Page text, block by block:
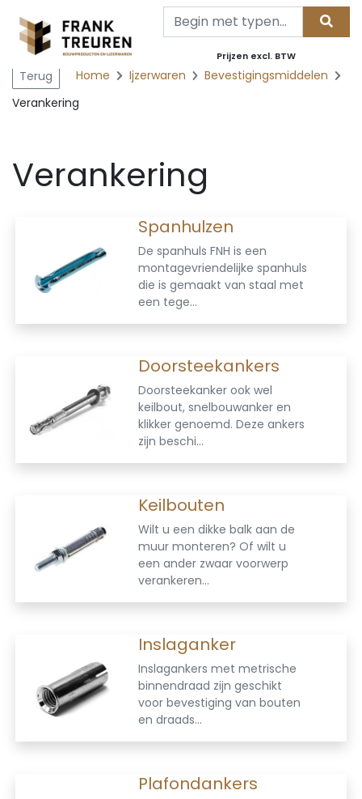
Prijzen excl. BTW
Terug Home Ijzerwaren
Bevestigingsmiddelen
Verankering
Verankering
Spanhulzen
De spanhuls FNH is een
montagevriendelijke spanhuls
die is gemaakt van staal met
een tege...
Doorsteekankers
Doorsteekanker ook wel
keilbout, snelbouwanker en
klikker genoemd. Deze ankers
zijn beschi...
Keilbouten
Wilt u een dikke balk aan de
muur monteren? Of wilt u
een ander zwaar voorwerp
verankeren...
Inslaganker
Inslagankers met metrische
binnendraad zijn geschikt
voor bevestiging van bouten
en draads...
Plafondankers